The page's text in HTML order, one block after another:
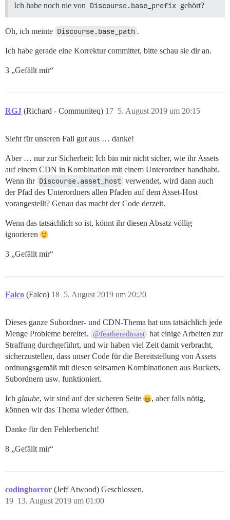
Ich habe noch nie von Discourse.base_prefix gehört?
Oh, ich meinte Discourse.base_path .
Ich habe gerade eine Korrektur committet, bitte schau sie dir an.
3 „Gefällt mir“
RGJ (Richard - Communiteq) 5. August 2019 um 20:15
17
Sieht für unseren Fall gut aus … danke!
Aber … nur zur Sicherheit: Ich bin mir nicht sicher, wie ihr Assets
auf einem CDN in Kombination mit einem Unterordner handhabt.
Wenn ihr Discourse.asset_host verwendet, wird dann auch
der Pfad des Unterordners allen Pfaden auf dem Asset-Host
vorangestellt? Genau das macht der Code derzeit.
Wenn das tatsächlich so ist, könnt ihr diesen Absatz völlig
ignorieren
3 „Gefällt mir“
Falco (Falco) 5. August 2019 um 20:20
18
Dieses ganze Subordner- und CDN-Thema hat uns tatsächlich jede
Menge Probleme bereitet.
@featheredtoast hat einige Arbeiten zur
Straffung durchgeführt, und wir haben viel Zeit damit verbracht,
sicherzustellen, dass unser Code für die Bereitstellung von Assets
ordnungsgemäß mit diesen seltsamen Kombinationen aus Buckets,
Subordnern usw. funktioniert.
Ich glaube, wir sind auf der sicheren Seite
, aber falls nötig,
können wir das Thema wieder öffnen.
Danke für den Fehlerbericht!
8 „Gefällt mir“
codinghorror (Jeff Atwood) Geschlossen,
13. August 2019 um 01:00
19